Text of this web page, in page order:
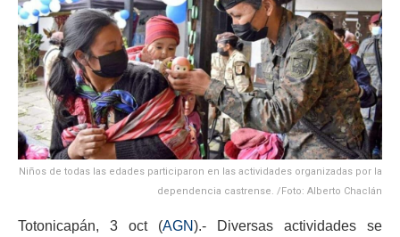
Niños de todas las edades participaron en las actividades organizadas por la
dependencia castrense. /Foto: Alberto Chaclán
Totonicapán, 3 oct (AGN).- Diversas actividades se